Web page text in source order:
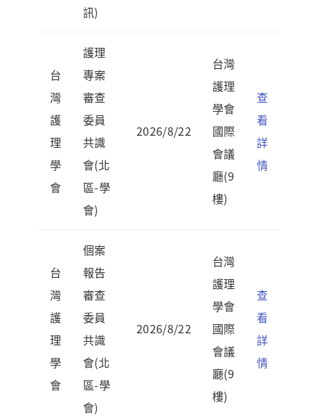
訊)
台
灣
護
理
學
會
護理
專案
審查
委員
共識
會(北
區-學
會)
2026/8/22
台灣
護理
學會
國際
會議
廳(9
樓)
查
看
詳
情
台
灣
護
理
學
會
個案
報告
審查
委員
共識
會(北
區-學
會)
2026/8/22
台灣
護理
學會
國際
會議
廳(9
樓)
查
看
詳
情